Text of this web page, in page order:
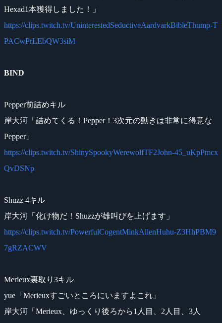
Hexad1本獲得しました！」
https://clips.twitch.tv/UninterestedSeductiveAardvarkBibleThump-T
PACwPrLEbQW3siM
BIND
Pepper前詰めキル
岸大河「詰めてくる！Pepper！3次元の動きは非常に得意な
Pepper」
https://clips.twitch.tv/ShinySpookyWerewolfTF2John-45_uKpPmcx
QvDSNp
Shuzz 4キル
岸大河「化け物だ！Shuzzが雄叫びを上げます」
https://clips.twitch.tv/PowerfulCogentMinkAllenHuhu-Z3HhPBM9
7gRZACWV
Merieux裏取り3キル
yue「Merieuxすごいところにいますよこれ」
岸大河「Merieux、ゆっくり後ろから1人目、2人目、3人